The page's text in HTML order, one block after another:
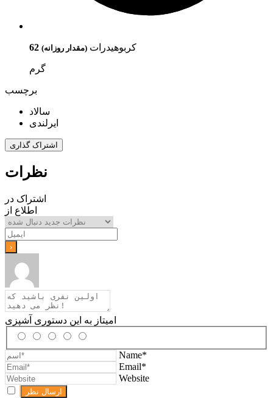
62 (مقدار روزانه) کربوهیدرات
گرم
برچسب
سالاد
ایرلندی
اشتراک گذاری
نظرات
اشتراک در
اطلاع از
امیتاز به این دستوری آشپزی
Name*
Email*
Website